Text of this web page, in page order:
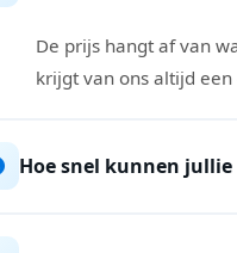
De prijs hangt af van
krijgt van ons altijd
Hoe snel kunnen jullie